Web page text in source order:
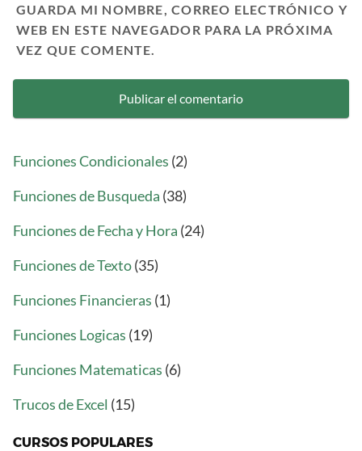
GUARDA MI NOMBRE, CORREO ELECTRÓNICO Y
WEB EN ESTE NAVEGADOR PARA LA PRÓXIMA
VEZ QUE COMENTE.
Funciones Condicionales (2)
Funciones de Busqueda (38)
Funciones de Fecha y Hora (24)
Funciones de Texto(35)
Funciones Financieras (1)
Funciones Logicas (19)
Funciones Matematicas (6)
Trucos de Excel (15)
CURSOS POPULARES